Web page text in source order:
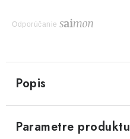
Odporúčanie
Popis
Parametre produktu